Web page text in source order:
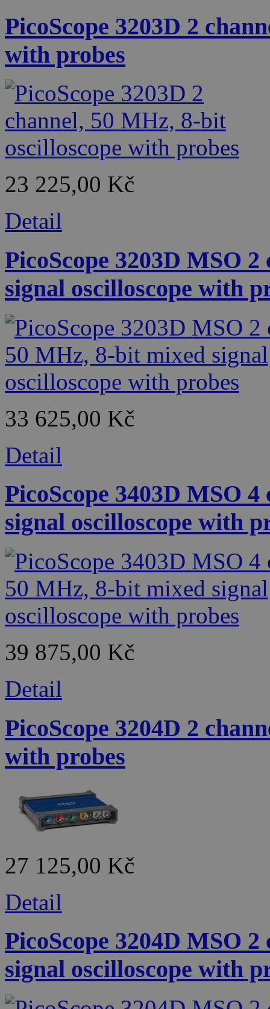
PicoScope 3203D 2
with probes
23 225,00 Kč
Detail
PicoScope 3203D MSO
signal oscilloscope with
33 625,00 Kč
Detail
PicoScope 3403D MSO
signal oscilloscope with
39 875,00 Kč
Detail
PicoScope 3204D 2
with probes
27 125,00 Kč
Detail
PicoScope 3204D MSO
signal oscilloscope with